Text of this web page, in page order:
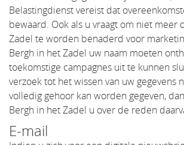
Belastingdienst vereist dat
bewaard. Ook als u vraagt om niet meer
Zadel te worden benaderd voor
Bergh in het Zadel uw naam moeten
toekomstige campagnes uit te kunnen
verzoek tot het wissen van uw gegevens
volledig gehoor kan worden gegeven,
Bergh in het Zadel u over de reden
E-mail